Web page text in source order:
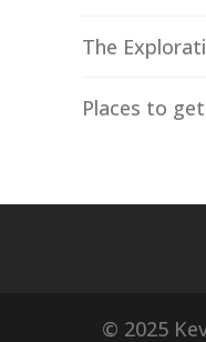
The
Places to
© 2025